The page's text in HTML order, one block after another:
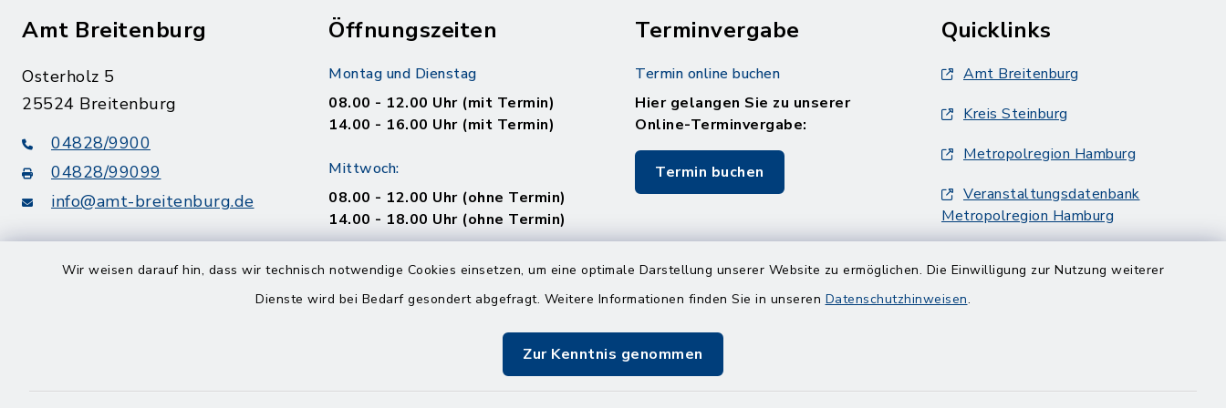
Wir weisen darauf hin, dass wir technisch notwendige Cookies einsetzen, um eine optimale Darstellung unserer Website zu ermöglichen. Die Einwilligung zur Nutzung weiterer
Dienste wird bei Bedarf gesondert abgefragt. Weitere Informationen finden Sie in unseren Datenschutzhinweisen.
Zur Kenntnis genommen
Amt Breitenburg
Osterholz 5
25524 Breitenburg
04828/9900
04828/99099
info@amt-breitenburg.de
Öffnungszeiten
Montag und Dienstag
08.00 - 12.00 Uhr (mit Termin)
14.00 - 16.00 Uhr (mit Termin)
Mittwoch:
08.00 - 12.00 Uhr (ohne Termin)
14.00 - 18.00 Uhr (ohne Termin)
Donnerstag:
geschlossen
08.00 - 12.00 Uhr (mit Termin)
Terminvergabe
Termin online buchen
Hier gelangen Sie zu unserer
Online-Terminvergabe:
Termin buchen
Quicklinks
Amt Breitenburg
Kreis Steinburg
Metropolregion Hamburg
Veranstaltungsdatenbank
Metropolregion Hamburg